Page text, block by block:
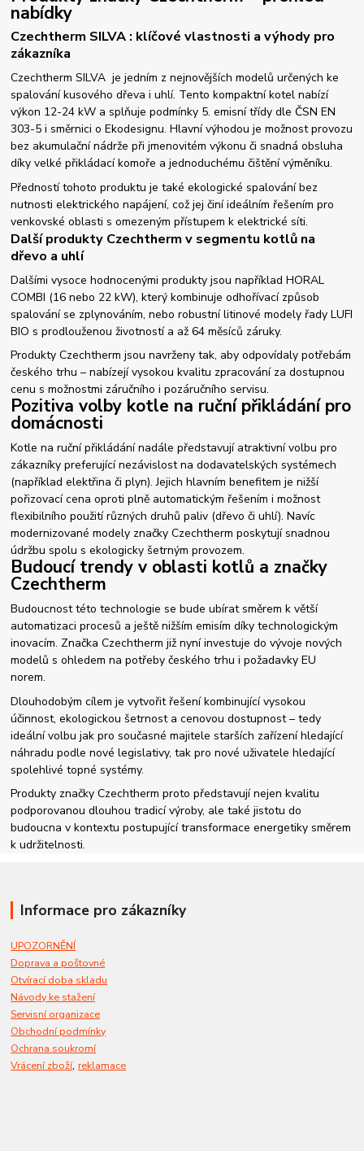
nabídky
Czechtherm SILVA : klíčové vlastnosti a výhody pro
zákazníka
Czechtherm SILVA je jedním z nejnovějších modelů určených ke
spalování kusového dřeva i uhlí. Tento kompaktní kotel nabízí
výkon 12-24 kW a splňuje podmínky 5. emisní třídy dle ČSN EN
303-5 i směrnici o Ekodesignu. Hlavní výhodou je možnost provozu
bez akumulační nádrže při jmenovitém výkonu či snadná obsluha
díky velké přikládací komoře a jednoduchému čištění výměníku.
Předností tohoto produktu je také ekologické spalování bez
nutnosti elektrického napájení, což jej činí ideálním řešením pro
venkovské oblasti s omezeným přístupem k elektrické síti.
Další produkty Czechtherm v segmentu kotlů na
dřevo a uhlí
Dalšími vysoce hodnocenými produkty jsou například HORAL
COMBI (16 nebo 22 kW), který kombinuje odhořívací způsob
spalování se zplynováním, nebo robustní litinové modely řady LUFI
BIO s prodlouženou životností a až 64 měsíců záruky.
Produkty Czechtherm jsou navrženy tak, aby odpovídaly potřebám
českého trhu – nabízejí vysokou kvalitu zpracování za dostupnou
cenu s možnostmi záručního i pozáručního servisu.
Pozitiva volby kotle na ruční přikládání pro
domácnosti
Kotle na ruční přikládání nadále představují atraktivní volbu pro
zákazníky preferující nezávislost na dodavatelských systémech
(například elektřina či plyn). Jejich hlavním benefitem je nižší
pořizovací cena oproti plně automatickým řešením i možnost
flexibilního použití různých druhů paliv (dřevo či uhlí). Navíc
modernizované modely značky Czechtherm poskytují snadnou
údržbu spolu s ekologicky šetrným provozem.
Budoucí trendy v oblasti kotlů a značky
Czechtherm
Budoucnost této technologie se bude ubírat směrem k větší
automatizaci procesů a ještě nižším emisím díky technologickým
inovacím. Značka Czechtherm již nyní investuje do vývoje nových
modelů s ohledem na potřeby českého trhu i požadavky EU
norem.
Dlouhodobým cílem je vytvořit řešení kombinující vysokou
účinnost, ekologickou šetrnost a cenovou dostupnost – tedy
ideální volbu jak pro současné majitele starších zařízení hledající
náhradu podle nové legislativy, tak pro nové uživatele hledající
spolehlivé topné systémy.
Produkty značky Czechtherm proto představují nejen kvalitu
podporovanou dlouhou tradicí výroby, ale také jistotu do
budoucna v kontextu postupující transformace energetiky směrem
k udržitelnosti.
Informace pro zákazníky
UPOZORNĚNÍ
Doprava a poštovné
Otvírací doba skladu
Návody ke stažení
Servisní organizace
Obchodní podmínky
Ochrana soukromí
Vrácení zboží,reklamace